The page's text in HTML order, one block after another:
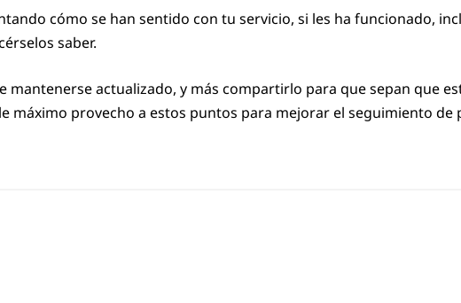
cómo se han sentido con tu servicio, si les ha funcionado,
saber.
mantenerse actualizado, y más compartirlo para que sepan que
máximo provecho a estos puntos para mejorar el seguimiento de